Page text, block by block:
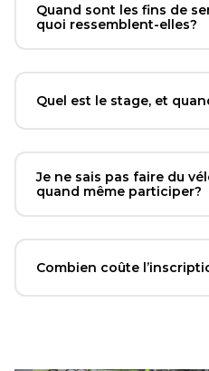
Quand sont les fins de
quoi ressemblent-elles?
Quel est le stage, et
Je ne sais pas faire du
quand même participer?
Combien coûte